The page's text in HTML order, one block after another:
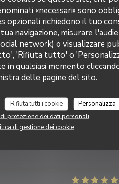
«necessari» sono
opzionali richiedono il tuo
navigazione, misurare
network) o visualizzare
'Rifiuta tutto' o
in qualsiasi momento
delle pagine del sito.
Rifiuta tutti i cookie
Personalizza
protezione dei dati personali
di gestione dei cookie
:5/5 Cucina:4/5 Qualità / Prezzo: 4/5
:5 /5 Cucina : 5/5 Qualità / Prezzo
:5/5 Cucina:5/5 Qualità / Prezzo